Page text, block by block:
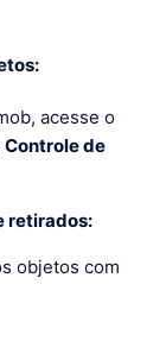
acesse o
Controle de
retirados:
objetos com